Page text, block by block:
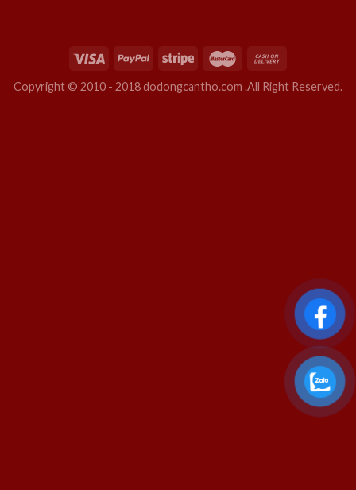
Copyright © 2010 - 2018 dodongcantho.com .All Right Reserved.